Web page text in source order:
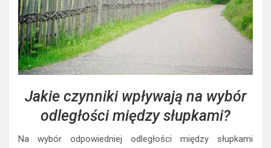
Jakie czynniki wpływają na wybór
odległości między słupkami?
Na wybór odpowiedniej odległości między słupkami